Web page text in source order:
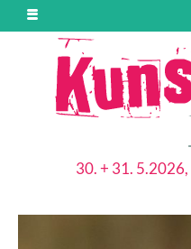
30. + 31. 5.2026,